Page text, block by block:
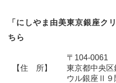
「にしやま由美東京銀座ク
ちら
【住 所】
〒104-0061
東京都中央
ウル銀座Ⅱ９